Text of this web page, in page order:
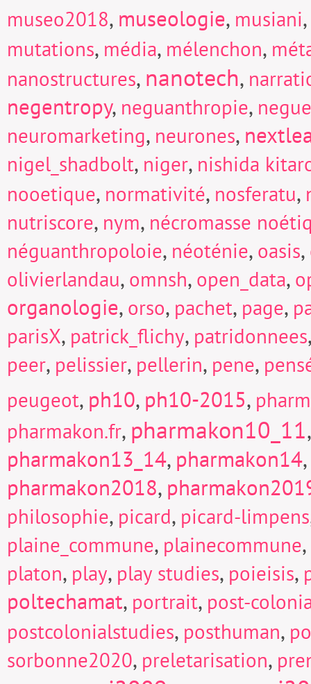
museo2018, museologie, musiani,
mutations, média, mélenchon,
nanostructures, nanotech,
negentropy, neguanthropie,
neuromarketing, neurones,
nigel_shadbolt, niger, nishida
nooetique, normativité, nosferatu,
nutriscore, nym, nécromasse
néguanthropoloie, néoténie, oasis,
olivierlandau, omnsh, open_data,
organologie, orso, pachet, page,
parisX, patrick_flichy, patridonnees
peer, pelissier, pellerin, pene,
peugeot, ph10, ph10-2015,
pharmakon.fr, pharmakon10_11
pharmakon13_14, pharmakon14,
pharmakon2018,
philosophie, picard, picard-limpens
plaine_commune, plainecommune,
platon, play, play studies, poieisis,
poltechamat, portrait, post-
postcolonialstudies, posthuman,
sorbonne2020, preletarisation,